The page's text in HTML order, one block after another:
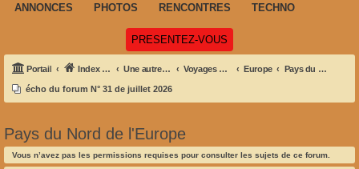
ANNONCES
PHOTOS RENCONTRES TECHNO
PRESENTEZ-VOUS
Portail Index du forum Une autre façon de voyager Voyages et Aventures Europe Pays du Nord de l'Europe
écho du forum N° 31 de juillet 2026
Pays du Nord de l'Europe
Vous n’avez pas les permissions requises pour consulter les sujets de ce forum.